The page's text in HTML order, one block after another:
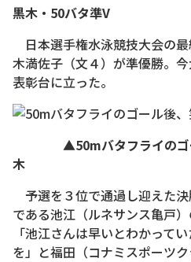
黒木・50バタ準V
日本選手権水泳競技大会の
木満佐子（文４）が準優勝。
表彰台に立った。
▲50mバタフライの
木
予選を３位で通過し迎えた
である池江（ルネサンス亀戸）
「池江さんは早いとわかって
を」と福田（コナミスポーツ